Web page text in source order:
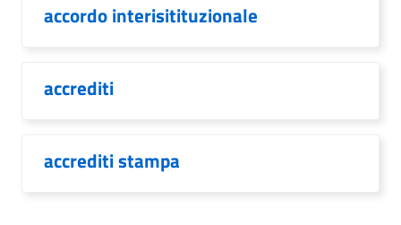
accordo interisitituzionale
accrediti
accrediti stampa